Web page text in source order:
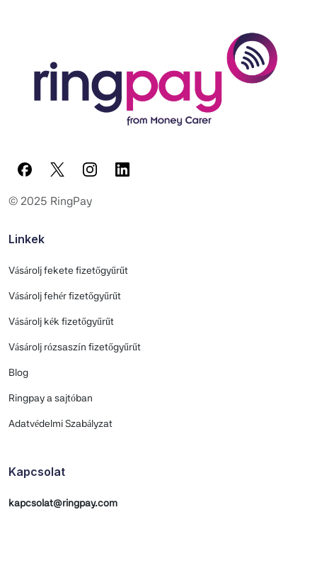
© 2025 RingPay
Linkek
Vásárolj fekete fizetőgyűrűt
Vásárolj fehér fizetőgyűrűt
Vásárolj kék fizetőgyűrűt
Vásárolj rózsaszín fizetőgyűrűt
Blog
Ringpay a sajtóban
Adatvédelmi Szabályzat
Kapcsolat
kapcsolat@ringpay.com